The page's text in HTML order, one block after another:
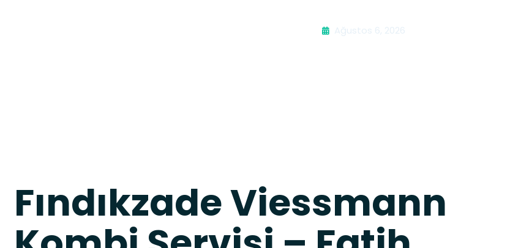
Ağustos 6, 2026
Fındıkzade Viessmann